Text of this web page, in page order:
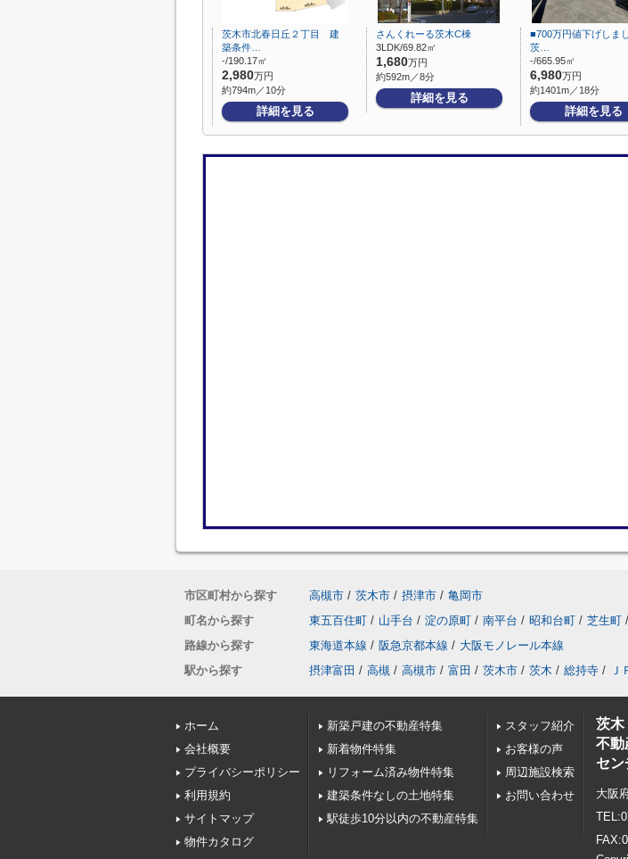
茨木市北春日丘２丁目 建
築条件…
-/190.17㎡
2,980万円
約794m／10分
詳細を見る
さんくれーる茨木C棟
3LDK/69.82㎡
1,680万円
約592m／8分
詳細を見る
■700万円値下げしま
茨…
-/665.95㎡
6,980万円
約1401m／18分
詳細を見る
市区町村から探す 高槻市 / 茨木市 / 摂津市 / 亀岡市
町名から探す
東五百住町 / 山手台 / 淀の原町 / 南平台 / 昭和台町 / 芝生町 /
路線から探す
東海道本線 / 阪急京都本線 / 大阪モノレール本線
駅から探す
摂津富田 / 高槻 / 高槻市 / 富田 / 茨木市 / 茨木 / 総持寺 / Ｊ
ホーム
会社概要
プライバシーポリシー
利用規約
サイトマップ
物件カタログ
新築戸建の不動産特集
新着物件特集
リフォーム済み物件特集
建築条件なしの土地特集
駅徒歩10分以内の不動産特集
スタッフ紹介
お客様の声
周辺施設検索
お問い合わせ
茨木
不動
セ
大阪